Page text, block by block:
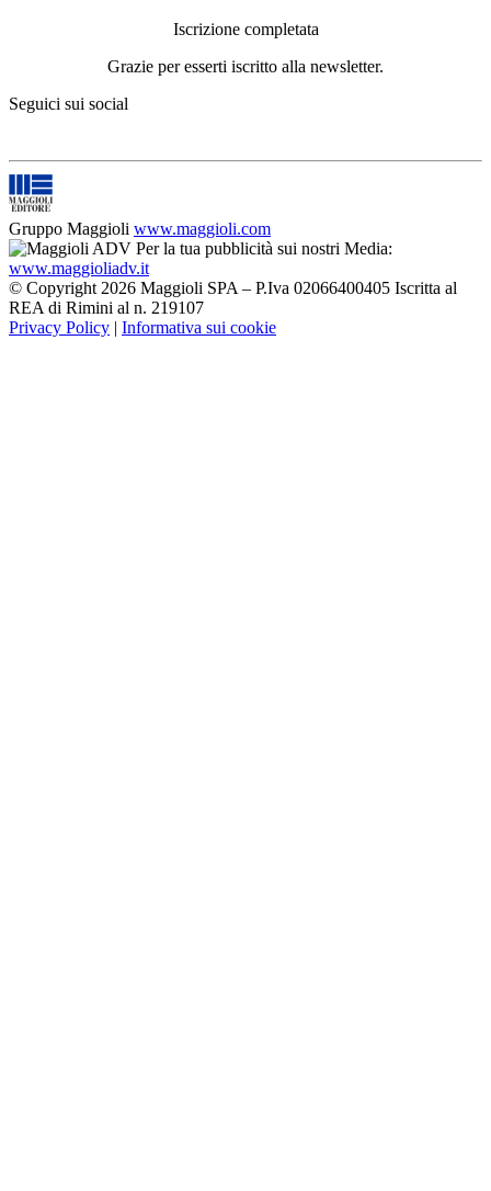
Iscrizione completata
Grazie per esserti iscritto alla newsletter.
Seguici sui social
Gruppo Maggioli www.maggioli.com
Per la tua pubblicità sui nostri Media:
www.maggioliadv.it
© Copyright 2026 Maggioli SPA – P.Iva 02066400405 Iscritta al
REA di Rimini al n. 219107
Privacy Policy | Informativa sui cookie